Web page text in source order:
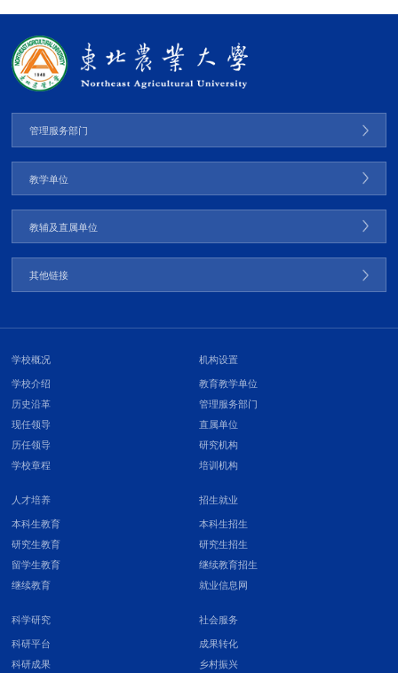
管理服务部门
教学单位
教辅及直属单位
其他链接
学校概况
学校介绍
历史沿革
现任领导
历任领导
学校章程
机构设置
教育教学单位
管理服务部门
直属单位
研究机构
培训机构
人才培养
本科生教育
研究生教育
留学生教育
继续教育
招生就业
本科生招生
研究生招生
继续教育招生
就业信息网
科学研究
科研平台
科研成果
社会服务
成果转化
乡村振兴